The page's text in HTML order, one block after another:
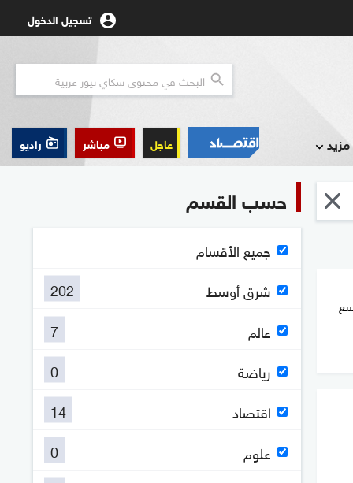
تسجيل الدخول
مزيد عاجل مباشر راديو
حسب القسم
جميع الأقسام
شرق أوسط
202
عالم
7
رياضة
0
اقتصاد
14
علوم
0